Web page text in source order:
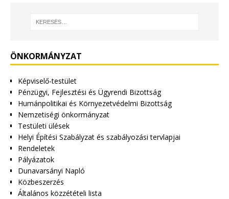
ÖNKORMÁNYZAT
Képviselő-testület
Pénzügyi, Fejlesztési és Ügyrendi Bizottság
Humánpolitikai és Környezetvédelmi Bizottság
Nemzetiségi önkormányzat
Testületi ülések
Helyi Építési Szabályzat és szabályozási tervlapjai
Rendeletek
Pályázatok
Dunavarsányi Napló
Közbeszerzés
Általános közzétételi lista